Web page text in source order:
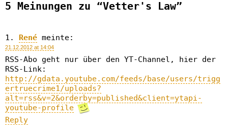
5 Meinungen zu “Vetter's Law”
René meinte:
21.12.2012 at 14:04
RSS-Abo geht nur über den YT-Channel, hier der
RSS-Link:
http://gdata.youtube.com/feeds/base/users/trigg
ertruecrime1/uploads?
alt=rss&v=2&orderby=published&client=ytapi-
youtube-profile
Reply